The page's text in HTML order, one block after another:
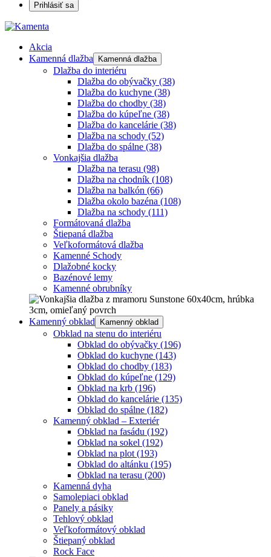
Prihlásiť sa
Akcia
Kamenná dlažba
Kamenná dlažba
Dlažba do interiéru
Dlažba do obývačky (38)
Dlažba do kuchyne (38)
Dlažba do chodby (38)
Dlažba do kúpeľne (38)
Dlažba do kancelárie (38)
Dlažba na schody (52)
Dlažba do spálne (38)
Vonkajšia dlažba
Dlažba na terasu (98)
Dlažba na chodník (108)
Dlažba na balkón (66)
Dlažba okolo bazéna (108)
Dlažba na schody (111)
Formátovaná dlažba
Štiepaná dlažba
Veľkoformátová dlažba
Kamenné Schody
Dlažobné kocky
Bazénové lemy
Kamenné obrubníky
Kamenný obklad Kamenný obklad
Obklad na stenu do interiéru
Obklad do obývačky (196)
Obklad do kuchyne (143)
Obklad do chodby (183)
Obklad do kúpeľne (129)
Obklad na krb (196)
Obklad do kancelárie (135)
Obklad do spálne (182)
Kamenný obklad – Exteriér
Obklad na fasádu (192)
Obklad na sokel (192)
Obklad na plot (193)
Obklad do altánku (195)
Obklad na terasu (200)
Kamenná dyha
Samolepiaci obklad
Panely a pásiky
Tehlový obklad
Veľkoformátový obklad
Štiepaný obklad
Rock Face